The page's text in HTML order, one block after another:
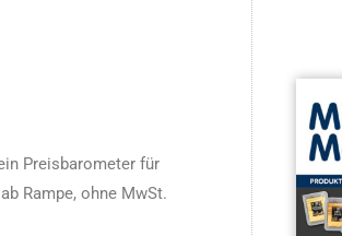
Preisbarometer für
Rampe, ohne MwSt.